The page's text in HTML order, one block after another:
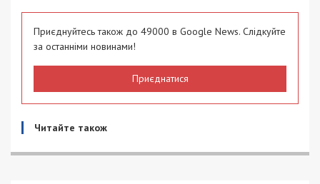
Приєднуйтесь також до 49000 в Google News. Слідкуйте
за останніми новинами!
Приєднатися
Читайте також